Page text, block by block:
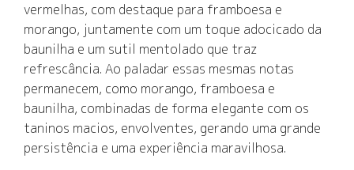
vermelhas, com destaque para framboesa e
morango, juntamente com um toque adocicado da
baunilha e um sutil mentolado que traz
refrescância. Ao paladar essas mesmas notas
permanecem, como morango, framboesa e
baunilha, combinadas de forma elegante com os
taninos macios, envolventes, gerando uma grande
persistência e uma experiência maravilhosa.